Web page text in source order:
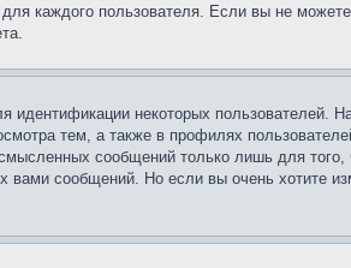
каждого пользователя. Если вы не
идентификации некоторых пользователей.
тем, а также в профилях
сообщений только лишь для того,
вами сообщений. Но если вы очень хотите